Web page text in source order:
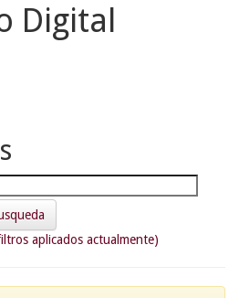
Digital
aplicados actualmente)